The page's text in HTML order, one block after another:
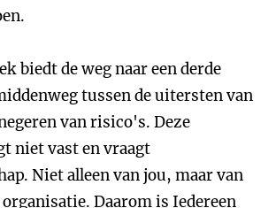
biedt de weg naar een derde
tussen de uitersten van
van risico's. Deze
niet vast en vraagt
Niet alleen van jou, maar van
Daarom is Iedereen